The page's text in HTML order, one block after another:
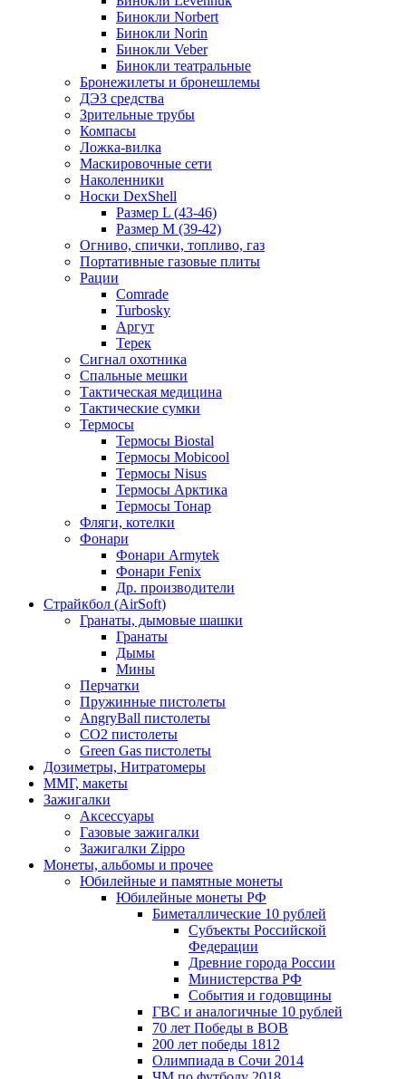
Бинокли Norbert
Бинокли Norin
Бинокли Veber
Бинокли театральные
Бронежилеты и бронешлемы
ДЭЗ средства
Зрительные трубы
Компасы
Ложка-вилка
Маскировочные сети
Наколенники
Носки DexShell
Размер L (43-46)
Размер M (39-42)
Огниво, спички, топливо, газ
Портативные газовые плиты
Рации
Comrade
Turbosky
Аргут
Терек
Сигнал охотника
Спальные мешки
Тактическая медицина
Тактические сумки
Термосы
Термосы Biostal
Термосы Mobicool
Термосы Nisus
Термосы Арктика
Термосы Тонар
Фляги, котелки
Фонари
Фонари Armytek
Фонари Fenix
Др. производители
Страйкбол (AirSoft)
Гранаты, дымовые шашки
Гранаты
Дымы
Мины
Перчатки
Пружинные пистолеты
AngryBall пистолеты
CO2 пистолеты
Green Gas пистолеты
Дозиметры, Нитратомеры
ММГ, макеты
Зажигалки
Аксессуары
Газовые зажигалки
Зажигалки Zippo
Монеты, альбомы и прочее
Юбилейные и памятные монеты
Юбилейные монеты РФ
Биметаллические 10 рублей
Субъекты Российской
Федерации
Древние города России
Министерства РФ
События и годовщины
ГВС и аналогичные 10 рублей
70 лет Победы в ВОВ
200 лет победы 1812
Олимпиада в Сочи 2014